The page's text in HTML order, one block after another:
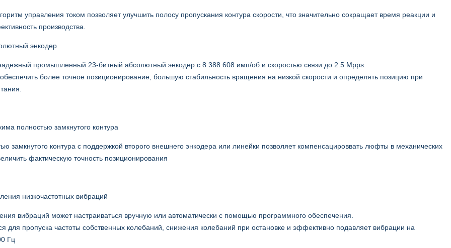
управления током позволяет улучшить полосу пропускания контура скорости, что значительно сокращает время реакции и
производства.
энкодер
промышленный 23-битный абсолютный энкодер с 8 388 608 имп/об и скоростью связи до 2.5 Mpps.
более точное позиционирование, большую стабильность вращения на низкой скорости и определять позицию при
полноcтью замкнутого контура
замкнутого контура с поддержкой второго внешнего энкодера или линейки позволяет компенсацироввать люфты в механических
фактическую точность позиционирования
низкочастотных вибраций
вибраций может настраиваться вручную или автоматически с помощью программного обеспечения.
для пропуска частоты собственных колебаний, снижения колебаний при остановке и эффективно подавляет вибрации на
Гц